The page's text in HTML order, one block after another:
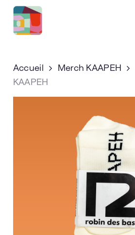
Skip
main
Accueil Merch KAAPEH
KAAPEH